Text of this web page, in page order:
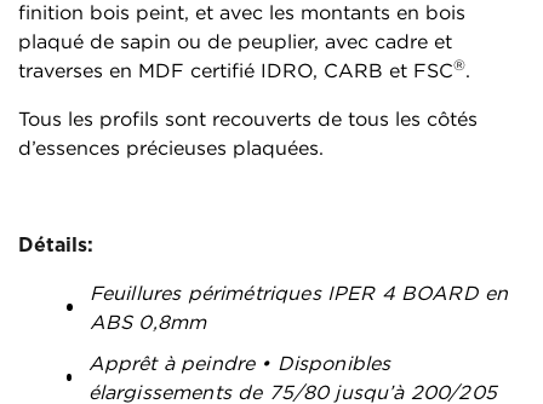
finition bois peint, et avec les montants en bois
plaqué de sapin ou de peuplier, avec cadre et
traverses en MDF certifié IDRO, CARB et FSC®.
Tous les profils sont recouverts de tous les côtés
d’essences précieuses plaquées.
Détails:
Feuillures périmétriques IPER 4 BOARD en
ABS 0,8mm
Apprêt à peindre • Disponibles
élargissements de 75/80 jusqu’à 200/205